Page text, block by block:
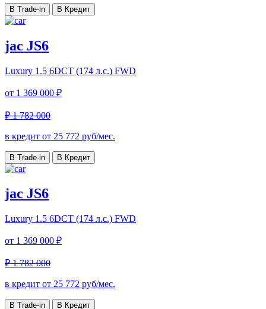
В Trade-in В Кредит
jac JS6
Luxury 1.5 6DCT (174 л.с.) FWD
от 1 369 000 ₽
₽ 1 782 000
в кредит от 25 772 руб/мес.
В Trade-in В Кредит
jac JS6
Luxury 1.5 6DCT (174 л.с.) FWD
от 1 369 000 ₽
₽ 1 782 000
в кредит от 25 772 руб/мес.
В Trade-in В Кредит